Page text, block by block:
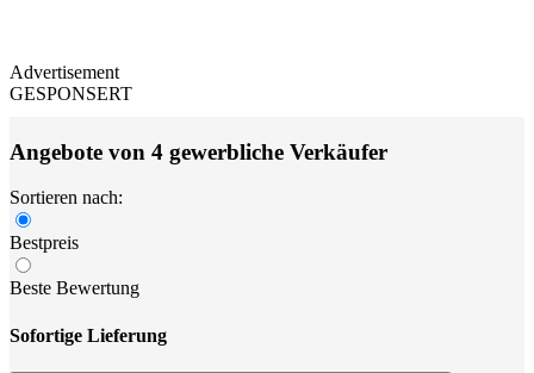
Advertisement
GESPONSERT
Angebote von 4 gewerbliche Verkäufer
Sortieren nach:
Bestpreis
Beste Bewertung
Sofortige Lieferung